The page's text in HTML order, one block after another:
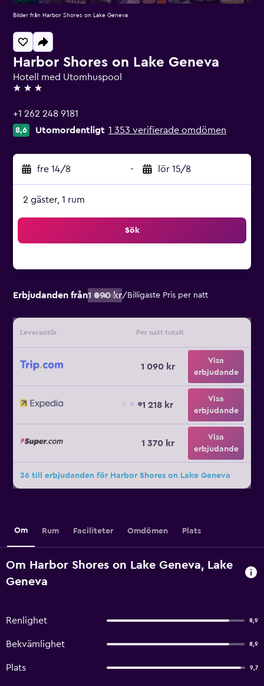
Harbor Shores on Lake Geneva
Hotell med Utomhuspool
3 stjärnor
+1 262 248 9181
8,6 Utomordentligt 1 353 verifierade omdömen
fre 14/8 - lör 15/8
2 gäster, 1 rum
Sök
Erbjudanden från1 090 kr/ Billigaste Pris per natt
Leverantör Per natt totalt
1 090 kr
Visa
erbjudande
1 218 kr
Visa
erbjudande
1 370 kr
Visa
erbjudande
36 till erbjudanden för Harbor Shores on Lake Geneva
Bilder från Harbor Shores on Lake Geneva
Om Rum Faciliteter Omdömen Plats
Om Harbor Shores on Lake Geneva, Lake
Geneva
Renlighet 8,9
Bekvämlighet 8,9
Plats 9,7